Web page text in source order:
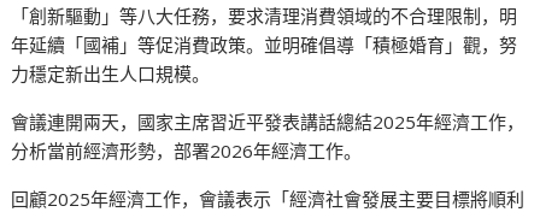
「創新驅動」等八大任務，要求清理消費領域的不合理限制，明
年延續「國補」等促消費政策。並明確倡導「積極婚育」觀，努
力穩定新出生人口規模。
會議連開兩天，國家主席習近平發表講話總結2025年經濟工作，
分析當前經濟形勢，部署2026年經濟工作。
回顧2025年經濟工作，會議表示「經濟社會發展主要目標將順利